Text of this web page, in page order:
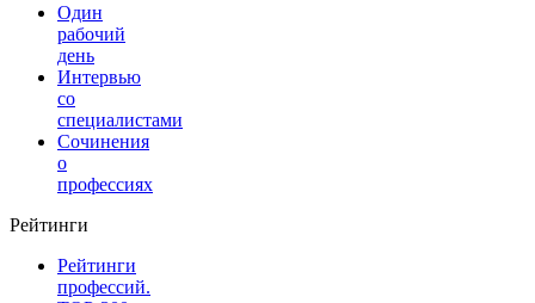
Один
рабочий
день
Интервью
со
специалистами
Сочинения
о
профессиях
Рейтинги
Рейтинги
профессий.